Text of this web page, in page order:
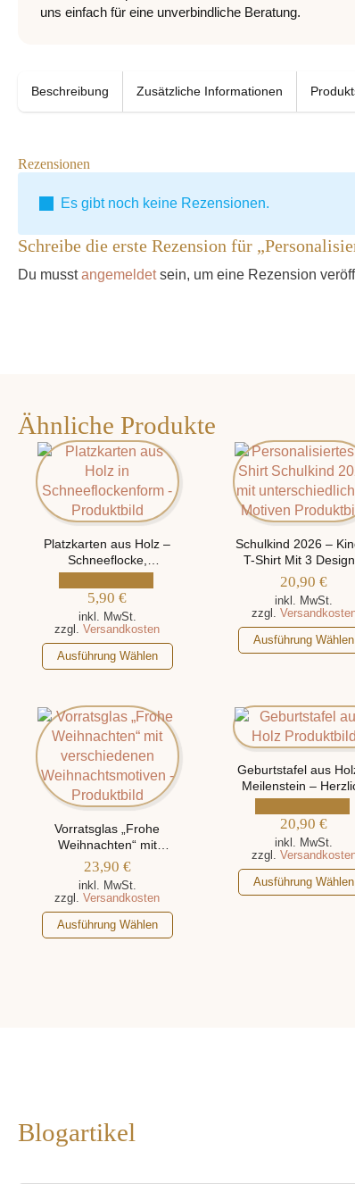
uns einfach für eine unverbindliche Beratung.
Beschreibung Zusätzliche Informationen
Rezensionen
Es gibt noch keine Rezensionen.
Schreibe die erste Rezension für
Du musstangemeldetsein, um eine Rezension
Ähnliche Produkte
Platzkarten aus Holz –
Schneeflocke,
personalisiert mit Namen
5,90€
inkl. MwSt.
zzgl.Versandkosten
Ausführung Wählen
Dieses
Produkt
mehrere
Varianten
auf.
Die
Optionen
können
auf
der
Produktseite
gewählt
werden
Schulkind 2026 –
T-Shirt Mit 3
Personalisiert mit
20,90€
inkl. MwSt.
zzgl.
Ausführung Wählen
Dieses
Produkt
Varianten
auf.
Die
Optionen
können
auf
Produktseite
gewählt
werden
Vorratsglas „Frohe
Weihnachten“ mit
verschiedenen
Weihnachtsmotiven
23,90 €
inkl. MwSt.
zzgl.Versandkosten
Ausführung Wählen
Dieses
Produkt
Produktseite
Geburtstafel aus
Meilenstein –
Willkommen auf der
Welt, personalisiert
Namen und
Geburtsdaten
20,90€
inkl. MwSt.
zzgl.
Ausführung Wählen
Dieses
Produkt
Blogartikel